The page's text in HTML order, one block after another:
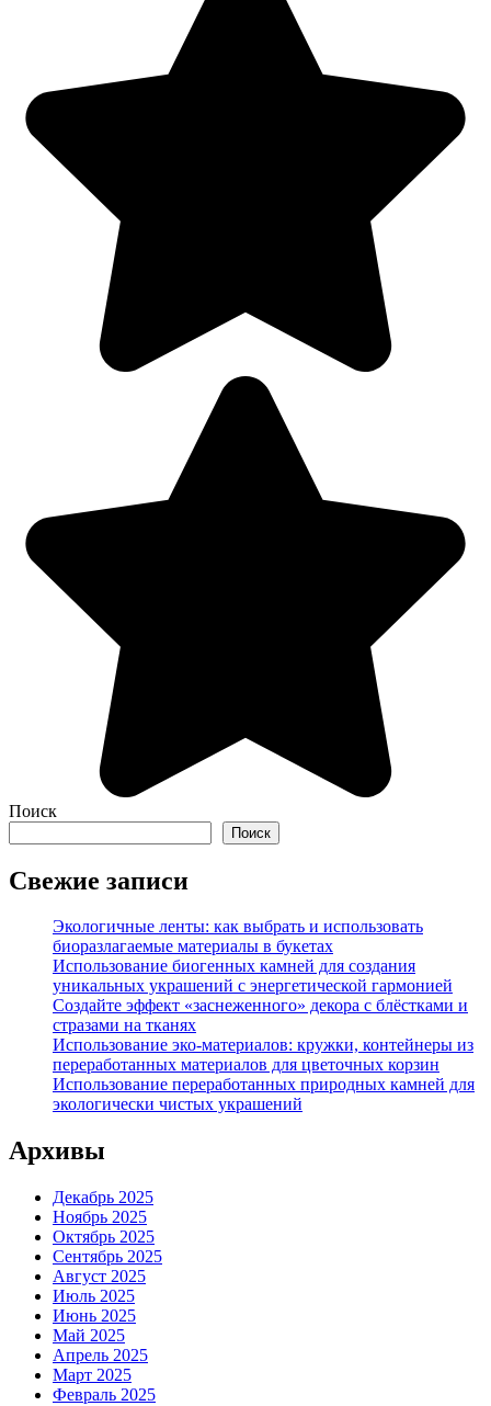
Поиск
Поиск
Свежие записи
Экологичные ленты: как выбрать и использовать
биоразлагаемые материалы в букетах
Использование биогенных камней для создания
уникальных украшений с энергетической гармонией
Создайте эффект «заснеженного» декора с блёстками и
стразами на тканях
Использование эко-материалов: кружки, контейнеры из
переработанных материалов для цветочных корзин
Использование переработанных природных камней для
экологически чистых украшений
Архивы
Декабрь 2025
Ноябрь 2025
Октябрь 2025
Сентябрь 2025
Август 2025
Июль 2025
Июнь 2025
Май 2025
Апрель 2025
Март 2025
Февраль 2025